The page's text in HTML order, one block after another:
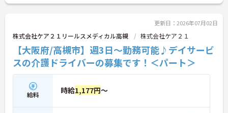
更新日：2026年07月02日
株式会社ケア２１リールスメディカル高槻 株式会社ケア２１
【大阪府/高槻市】週3日～勤務可能♪デイサービ
スの介護ドライバーの募集です！＜パート＞
給料 時給1,177円～